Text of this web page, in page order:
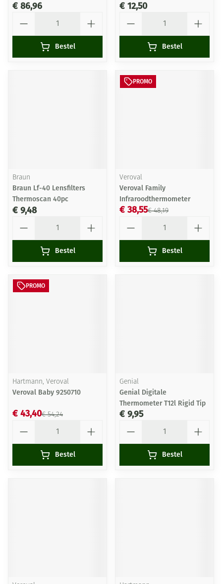
€ 86,96
Bestel
€ 12,50
Bestel
Braun
Braun Lf-40 Lensfilters
Thermoscan 40pc
€ 9,48
Bestel
PROMO
Veroval
Veroval Family
Infraroodthermometer
€ 48,19
€ 38,55
Bestel
PROMO
Hartmann, Veroval
Veroval Baby 9250710
€ 54,24
€ 43,40
Bestel
Genial
Genial Digitale
Thermometer T12l Rigid Tip
€ 9,95
Bestel